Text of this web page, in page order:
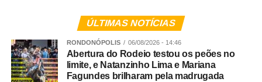
Galhos maiores, resultado de podas, devem ser levados
pelo próprio morador até o Depósito Municipal de
ÚLTIMAS NOTÍCIAS
RONDONÓPOLIS 06/08/2026 - 14:46
Abertura do Rodeio testou os peões no
limite, e Natanzinho Lima e Mariana
Fagundes brilharam pela madrugada